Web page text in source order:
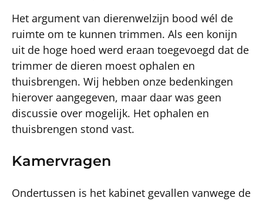
Het argument van dierenwelzijn bood wél de
ruimte om te kunnen trimmen. Als een konijn
uit de hoge hoed werd eraan toegevoegd dat de
trimmer de dieren moest ophalen en
thuisbrengen. Wij hebben onze bedenkingen
hierover aangegeven, maar daar was geen
discussie over mogelijk. Het ophalen en
thuisbrengen stond vast.
Kamervragen
Ondertussen is het kabinet gevallen vanwege de